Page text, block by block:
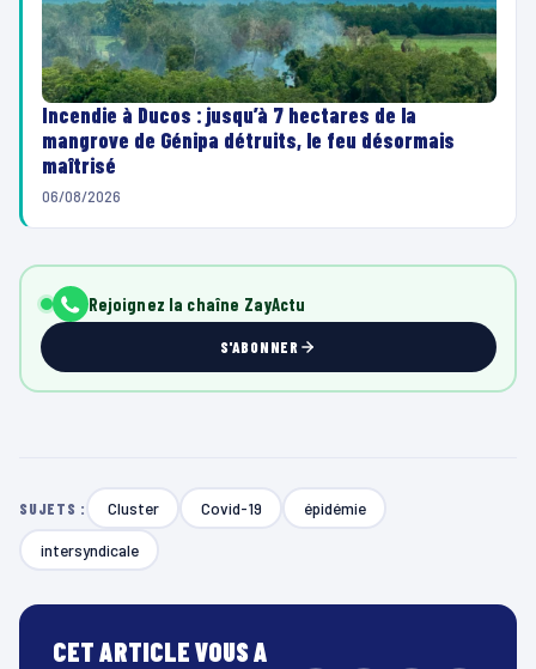
Incendie à Ducos : jusqu’à 7 hectares de la
mangrove de Génipa détruits, le feu désormais
maîtrisé
06/08/2026
Rejoignez la chaîne ZayActu
S'ABONNER
SUJETS : Cluster Covid-19 épidémie
intersyndicale
CET ARTICLE VOUS A